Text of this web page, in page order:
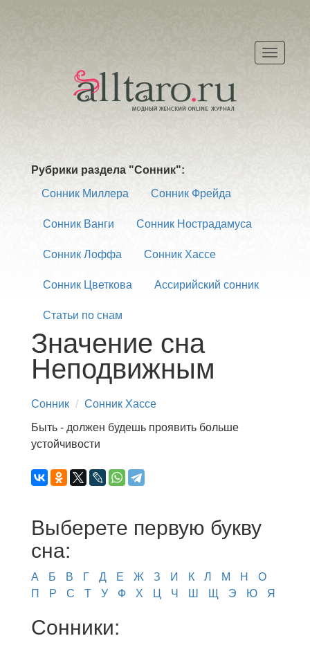
Меню
Рубрики раздела "Сонник":
Сонник Миллера
Сонник Фрейда
Сонник Ванги Сонник Нострадамуса
Сонник Лоффа Сонник Хассе
Сонник Цветкова Ассирийский сонник
Статьи по снам
Значение сна
Неподвижным
Сонник
Сонник Хассе
Быть - должен будешь проявить больше
устойчивости
Выберете первую букву
сна:
А Б В Г Д Е Ж З И К Л М Н
О
П
Р С Т У Ф Х Ц Ч Ш Щ Э Ю Я
Сонники: